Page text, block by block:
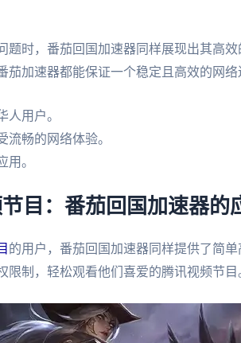
题时，番茄回国加速器同样展现出其高
加速器都能保证一个稳定且高效的网络
人用户。
流畅的网络体验。
用。
目：番茄回国加速器的
的用户，番茄回国加速器同样提供了简单
制，轻松观看他们喜爱的腾讯视频节目